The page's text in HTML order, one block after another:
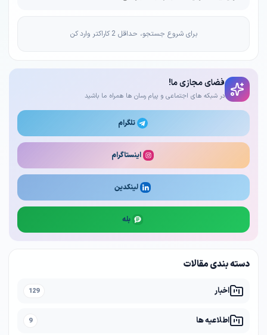
برای شروع جستجو، حداقل 2 کاراکتر وارد کن
فضای مجازی ما!
در شبکه های اجتماعی و پیام رسان ها همراه ما باشید
تلگرام
اینستاگرام
لینکدین
بله
دسته بندی مقالات
اخبار 129
اطلاعیه ها 9